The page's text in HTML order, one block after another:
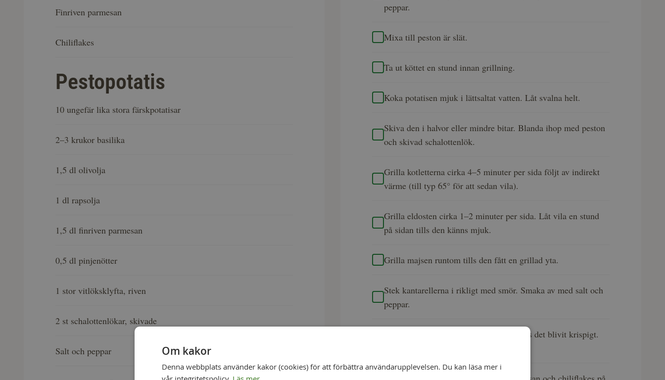
Finriven parmesan
Chiliflakes
Pestopotatis
10 ungefär lika stora färskpotatisar
2–3 krukor basilika
1,5 dl olivolja
1 dl rapsolja
1,5 dl finriven parmesan
0,5 dl pinjenötter
1 stor vitlöksklyfta, riven
2 st schalottenlökar, skivade
Salt och peppar
peppar.
Mixa till peston är slät.
Ta ut köttet en stund innan grillning.
Koka potatisen mjuk i lättsaltat vatten. Låt svalna helt.
Skiva den i halvor eller mindre bitar. Blanda ihop med peston
och skivad schalottenlök.
Grilla kotletterna cirka 4–5 minuter per sida följt av indirekt
värme (till typ 65° för att sedan vila).
Grilla eldosten cirka 1–2 minuter per sida. Låt vila en stund
på sidan tills den känns mjuk.
Grilla majsen runtom tills den fått en grillad yta.
Stek kantarellerna i rikligt med smör. Smaka av med salt och
peppar.
Stek det tärnade baconet i torr panna tills det blivit krispigt.
Om kakor
Denna webbplats använder kakor (cookies) för att förbättra användarupplevelsen. Du kan läsa mer i